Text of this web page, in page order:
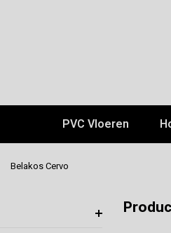
PVC Vloeren
Belakos Cervo